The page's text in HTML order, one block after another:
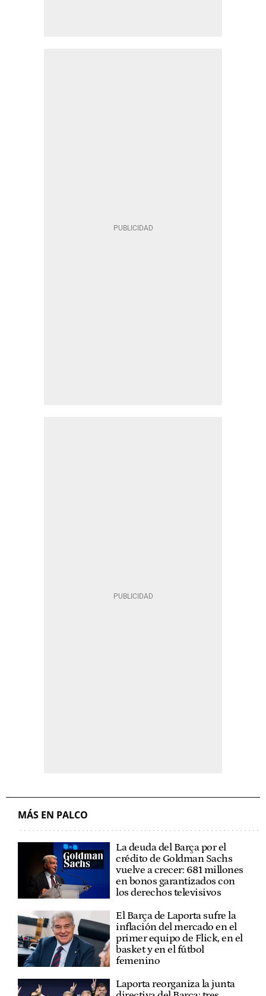
MÁS EN PALCO
La deuda del Barça por el
crédito de Goldman Sachs
vuelve a crecer: 681 millones
en bonos garantizados con
los derechos televisivos
El Barça de Laporta sufre la
inflación del mercado en el
primer equipo de Flick, en el
basket y en el fútbol
femenino
Laporta reorganiza la junta